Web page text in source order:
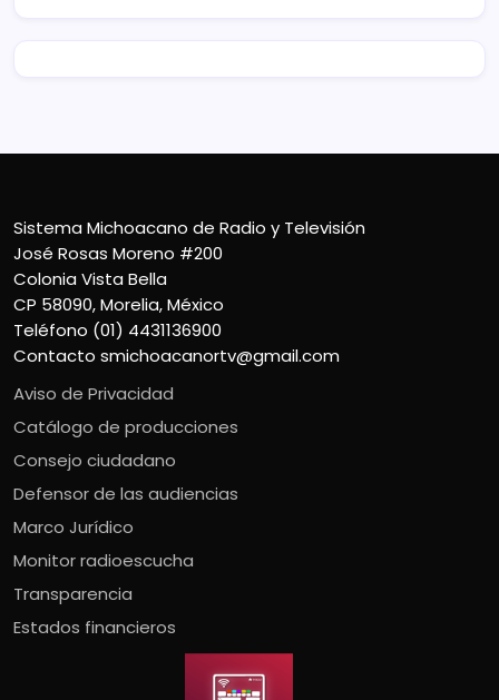
Sistema Michoacano de Radio y Televisión
José Rosas Moreno #200
Colonia Vista Bella
CP 58090, Morelia, México
Teléfono (01) 4431136900
Contacto smichoacanortv@gmail.com
Aviso de Privacidad
Catálogo de producciones
Consejo ciudadano
Defensor de las audiencias
Marco Jurídico
Monitor radioescucha
Transparencia
Estados financieros